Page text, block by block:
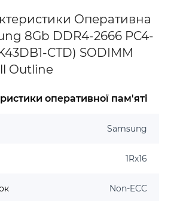
Оперативна
8Gb DDR4-2666 PC4-
CTD) SODIMM
Outline
оперативної пам'яті
Samsung
1Rx16
Non-ECC